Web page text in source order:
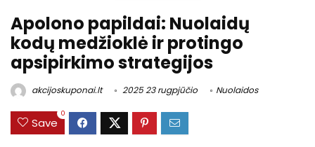
Apolono papildai: Nuolaidų
kodų medžioklė ir protingo
apsipirkimo strategijos
akcijoskuponai.lt 2025 23 rugpjūčio Nuolaidos
Save
0